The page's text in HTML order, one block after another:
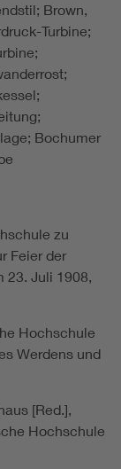
Brown,
Turbine;
Bochumer
zu
Feier der
23. Juli 1908,
Hochschule
Werdens und
[Red.],
Hochschule